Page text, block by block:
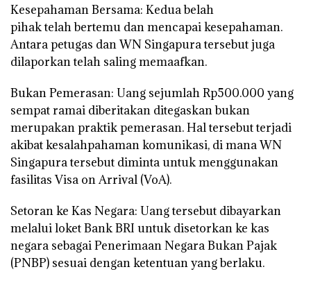
Kesepahaman Bersama: Kedua belah
pihak telah bertemu dan mencapai kesepahaman.
Antara petugas dan WN Singapura tersebut juga
dilaporkan telah saling memaafkan.
Bukan Pemerasan: Uang sejumlah Rp500.000 yang
sempat ramai diberitakan ditegaskan bukan
merupakan praktik pemerasan. Hal tersebut terjadi
akibat kesalahpahaman komunikasi, di mana WN
Singapura tersebut diminta untuk menggunakan
fasilitas Visa on Arrival (VoA).
Setoran ke Kas Negara: Uang tersebut dibayarkan
melalui loket Bank BRI untuk disetorkan ke kas
negara sebagai Penerimaan Negara Bukan Pajak
(PNBP) sesuai dengan ketentuan yang berlaku.